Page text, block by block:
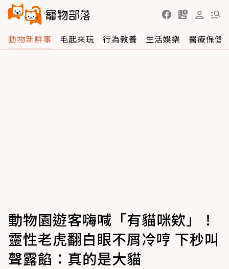
動物新鮮事 毛起來玩 行為教養 生活娛樂 醫療保健
動物園遊客嗨喊「有貓咪欸」！
靈性老虎翻白眼不屑冷哼 下秒叫
聲露餡：真的是大貓